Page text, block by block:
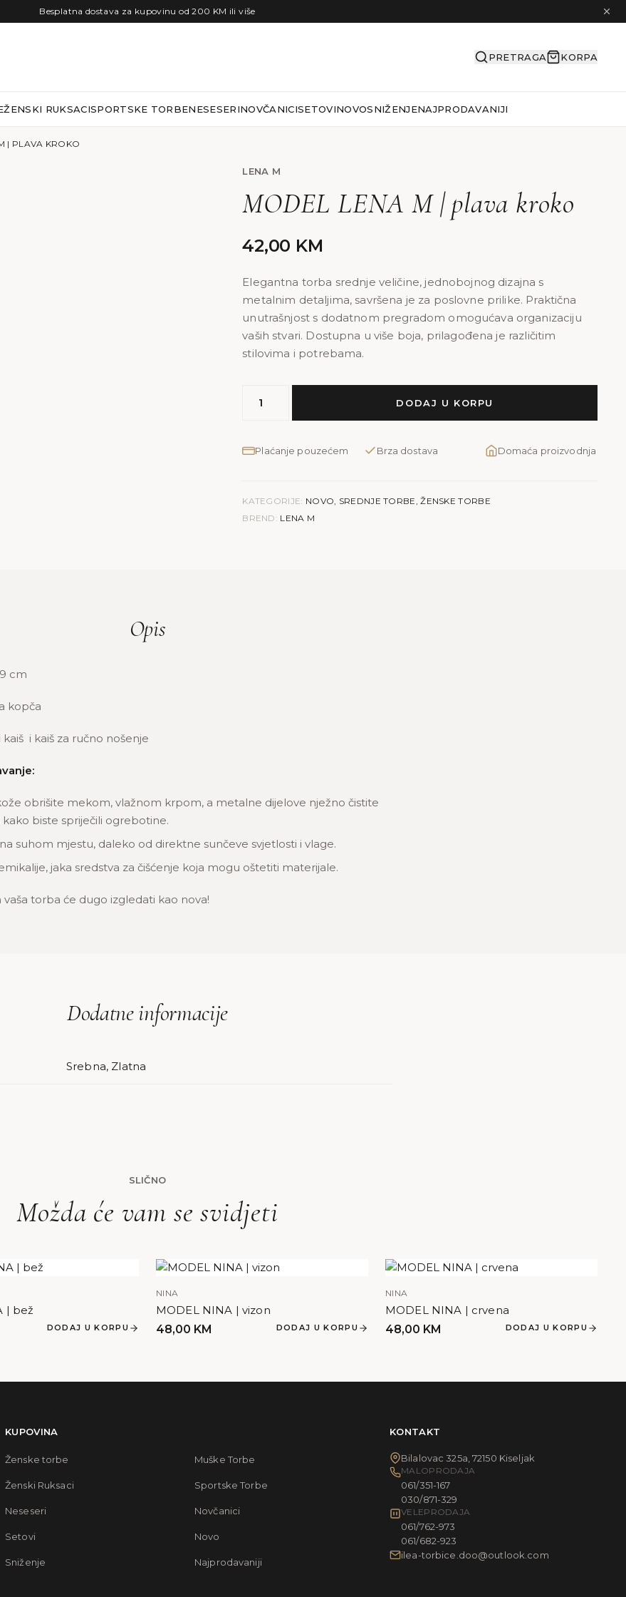
Besplatna dostava za kupovinu od 200 KM ili više
PRETRAGA KORPA
ŽENSKI RUKSACISPORTSKE TORBENESESERINOVČANICISETOVINOVOSNIŽENJENAJPRODAVANIJI
| PLAVA KROKO
LENA M
MODEL LENA M | plava kroko
42,00 KM
Elegantna torba srednje veličine, jednobojnog dizajna s
metalnim detaljima, savršena je za poslovne prilike. Praktična
unutrašnjost s dodatnom pregradom omogućava organizaciju
vaših stvari. Dostupna u više boja, prilagođena je različitim
stilovima i potrebama.
LENA
|
količina
DODAJ U KORPU
Plaćanje pouzećem Brza dostava Domaća proizvodnja
KATEGORIJE: NOVO, SREDNJE TORBE,ŽENSKE TORBE
BREND: LENA M
Opis
cm
kopča
i kaiš za ručno nošenje
obrišite mekom, vlažnom krpom, a metalne dijelove nježno čistite
biste spriječili ogrebotine.
suhom mjestu, daleko od direktne sunčeve svjetlosti i vlage.
jaka sredstva za čišćenje koja mogu oštetiti materijale.
torba će dugo izgledati kao nova!
Dodatne informacije
Srebna, Zlatna
SLIČNO
Možda će vam se svidjeti
| bež
DODAJ U KORPU
NINA
MODEL NINA | vizon
48,00 KM DODAJ U KORPU
NINA
MODEL NINA | crvena
48,00 KM DODAJ U KORPU
KUPOVINA
Ženske torbe Muške Torbe
Ženski Ruksaci Sportske Torbe
Neseseri Novčanici
Setovi Novo
Sniženje Najprodavaniji
KONTAKT
Bilalovac 325a, 72150 Kiseljak
MALOPRODAJA
061/351-167
030/871-329
VELEPRODAJA
061/762-973
061/682-923
ilea-torbice.doo@outlook.com